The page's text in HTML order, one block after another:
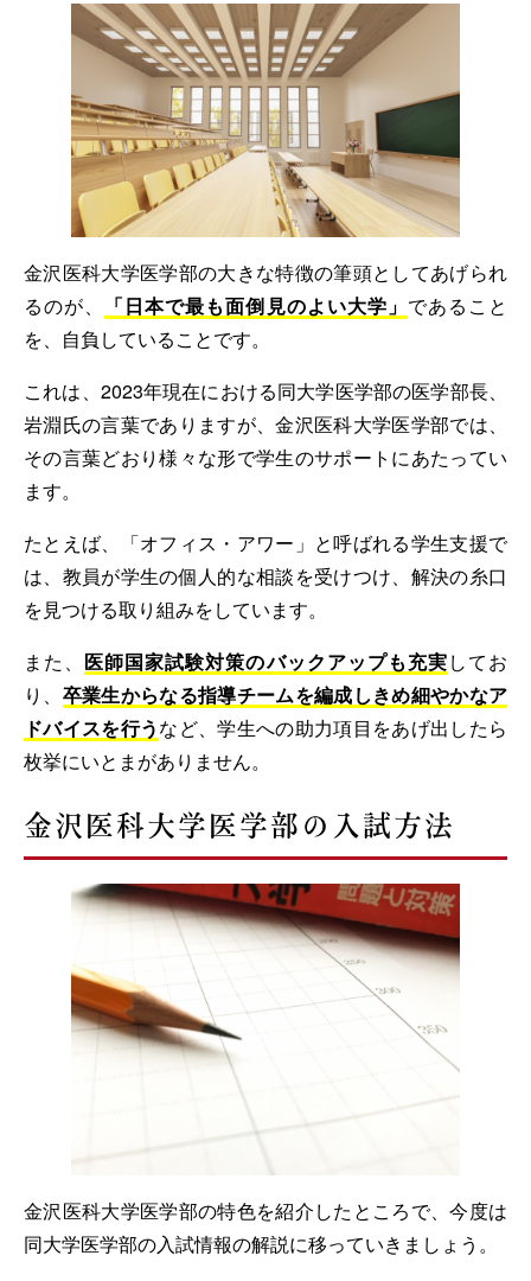
金沢医科大学医学部の大きな特徴の筆頭としてあげられ
るのが、
「日本で最も面倒見のよい大学」 であること
を、自負していることです。
これは、2023年現在における同大学医学部の医学部長、
岩淵氏の言葉でありますが、金沢医科大学医学部では、
その言葉どおり様々な形で学生のサポートにあたってい
ます。
たとえば、「オフィス・アワー」と呼ばれる学生支援で
は、教員が学生の個人的な相談を受けつけ、解決の糸口
を見つける取り組みをしています。
また、 医師国家試験対策のバックアップも充実してお
り、 卒業生からなる指導チームを編成しきめ細やかなア
ドバイスを行うなど、学生への助力項目をあげ出したら
枚挙にいとまがありません。
金沢医科大学医学部の入試方法
金沢医科大学医学部の特色を紹介したところで、今度は
同大学医学部の入試情報の解説に移っていきましょう。